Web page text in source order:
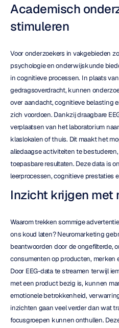
Academisch
stimuleren
Voor onderzoekers in vakgebieden
psychologie en onderwijskunde
in cognitieve processen. In plaats
gedragsoverdracht, kunnen
over aandacht, cognitieve belasting
zich voordoen. Dankzij draagbare
verplaatsen van het laboratorium
klaslokalen of thuis. Dit maakt het
alledaagse activiteiten te
toepasbare resultaten. Deze data is
leerprocessen, cognitieve prestaties
Inzicht krijgen met
Waarom trekken sommige
ons koud laten? Neuromarketing
beantwoorden door de ongefilterde,
consumenten op producten, merken
Door EEG-data te streamen terwijl
met een product bezig is, kunnen
emotionele betrokkenheid,
inzichten gaan veel verder dan wat
focusgroepen kunnen onthullen.